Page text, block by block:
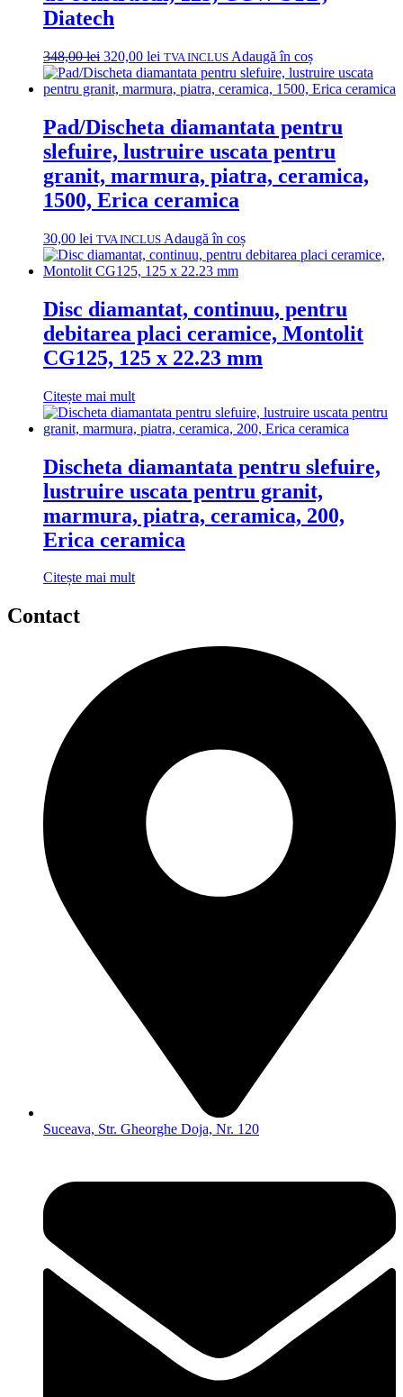
Diatech
348,00lei Prețul
inițial
a
348,00 lei.
320,00 lei Prețul
curent
este:
TVA INCLUS Adaugă în coș
Pad/Discheta diamantata pentru
slefuire, lustruire uscata pentru
granit, marmura, piatra, ceramica,
1500, Erica ceramica
30,00 lei TVA INCLUS Adaugă în coș
Disc diamantat, continuu, pentru
debitarea placi ceramice, Montolit
CG125, 125 x 22.23 mm
Citește mai mult
Discheta diamantata pentru slefuire,
lustruire uscata pentru granit,
marmura, piatra, ceramica, 200,
Erica ceramica
Citește mai mult
Contact
Suceava, Str. Gheorghe Doja, Nr. 120